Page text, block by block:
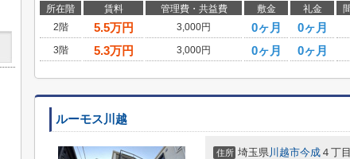
所在階 賃料 管理費・共益費 敷金 礼金
2階
5.5万円 3,000円 0ヶ月 0ヶ月
3階
5.3万円 3,000円 0ヶ月 0ヶ月
ルーモス川越
住所 埼玉県川越市今成 ４丁